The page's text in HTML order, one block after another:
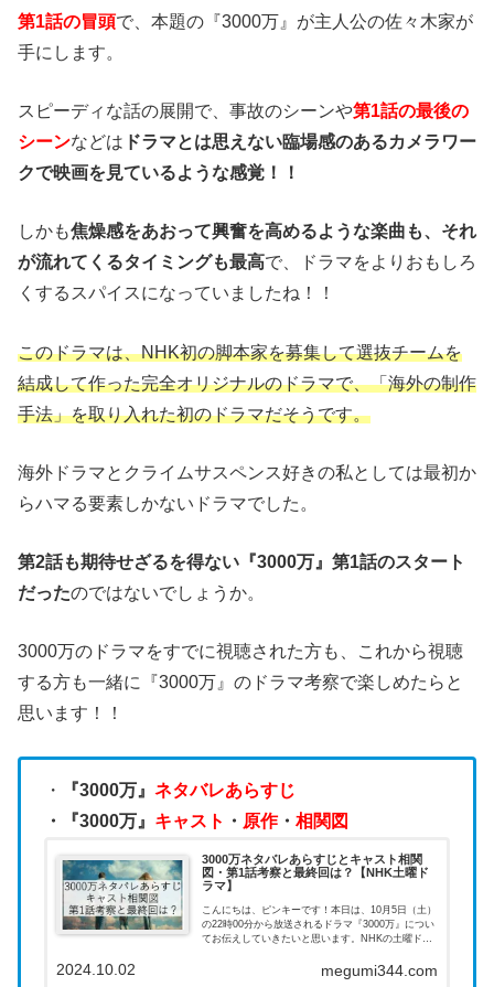
第1話の冒頭で、本題の『3000万』が主人公の佐々木家が
手にします。
スピーディな話の展開で、事故のシーンや第1話の最後の
シーンなどは ドラマとは思えない臨場感のあるカメラワー
クで映画を見ているような感覚！！
しかも焦燥感をあおって興奮を高めるような楽曲も、それ
が流れてくるタイミングも最高で、ドラマをよりおもしろ
くするスパイスになっていましたね！！
このドラマは、NHK初の脚本家を募集して選抜チームを
結成して作った完全オリジナルのドラマで、「海外の制作
手法」を取り入れた初のドラマだそうです。
海外ドラマとクライムサスペンス好きの私としては最初か
らハマる要素しかないドラマでした。
第2話も期待せざるを得ない『3000万』第1話のスタート
だったのではないでしょうか。
3000万のドラマをすでに視聴された方も、これから視聴
する方も一緒に『3000万』のドラマ考察で楽しめたらと
思います！！
・ 『3000万』 ネタバレあらすじ
・『3000万』 キャスト ・ 原作・ 相関図
3000万ネタバレあらすじとキャスト相関
図・第1話考察と最終回は？【NHK土曜ド
ラマ】
こんにちは、ピンキーです！本日は、10月5日（土）
の22時00分から放送されるドラマ『3000万』につい
てお伝えしていきたいと思います。NHKの土曜ドラ
達祐実さんとなっています。母親役ということ...
megumi344.com
2024.10.02